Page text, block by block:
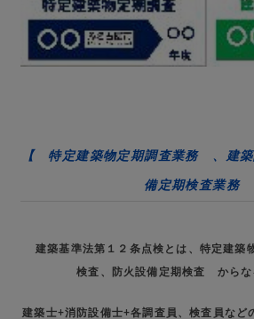
【 特定建築物定期調査業務 、建築
備定期検査業務
建築基準法第１２条点検とは、特定建築
検査、防火設備定期検査 からな
建築士+消防設備士+各調査員、検査員など